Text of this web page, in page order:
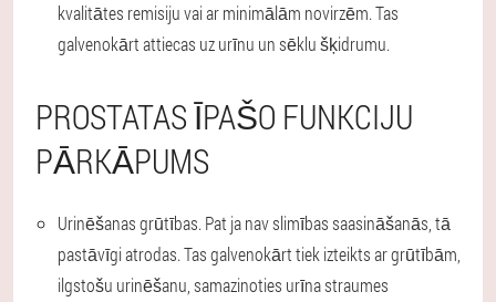
kvalitātes remisiju vai ar minimālām novirzēm. Tas
galvenokārt attiecas uz urīnu un sēklu šķidrumu.
PROSTATAS ĪPAŠO FUNKCIJU
PĀRKĀPUMS
Urinēšanas grūtības.Pat ja nav slimības saasināšanās, tā
pastāvīgi atrodas. Tas galvenokārt tiek izteikts ar grūtībām,
ilgstošu urinēšanu, samazinoties urīna straumes